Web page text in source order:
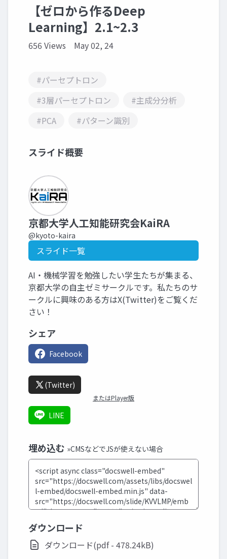
【ゼロから作るDeep
Learning】2.1~2.3
656 Views May 02, 24
#パーセプトロン
#3層パーセプトロン
#主成分分析
#PCA
#パターン識別
スライド概要
京都大学人工知能研究会KaiRA
@kyoto-kaira
スライド一覧
AI・機械学習を勉強したい学生たちが集まる、
京都大学の自主ゼミサークルです。私たちのサ
ークルに興味のある方はX(Twitter)をご覧くだ
さい！
シェア
Facebook
(Twitter)
またはPlayer版
LINE
埋め込む »CMSなどでJSが使えない場合
ダウンロード
ダウンロード(pdf - 478.24kB)